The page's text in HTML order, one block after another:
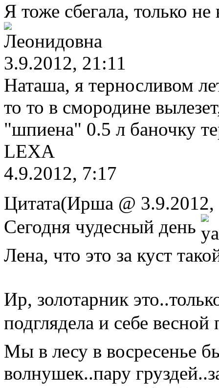
Я тоже сбегала, только
Леонидовна
3.9.2012, 21:11
Наташа, я терносливом
то то в смородине
"шпиена" 0.5 л баночку
LEXA
4.9.2012, 7:17
Цитата(Ирша @
Сегодня чудесный день
Лена, что это за куст
Ир, золотарник
подглядела и себе
Мы в лесу в восресенье
волнушек..пару